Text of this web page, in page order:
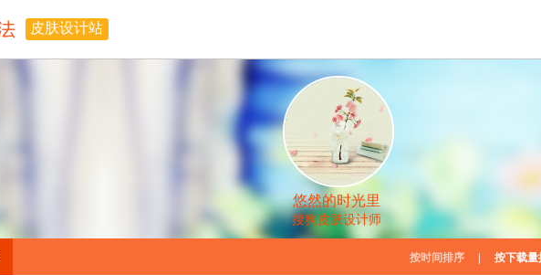
皮肤设计站
悠然的时光里
搜狗皮肤设计师
按时间排序 按下载量